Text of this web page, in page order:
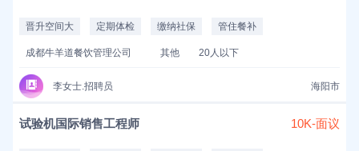
晋升空间大 定期体检 缴纳社保 管住餐补
成都牛羊道餐饮管理公司 其他 20人以下
李女士.招聘员 海阳市
试验机国际销售工程师 10K-面议